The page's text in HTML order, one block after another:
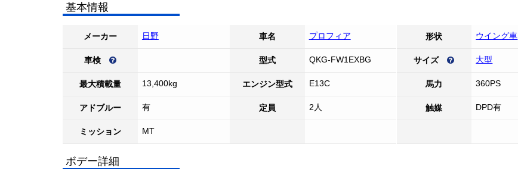
基本情報
メーカー 日野 車名 プロフィア 形状 ウイング車
車検 型式 QKG-FW1EXBG サイズ 大型
最大積載量 13,400kg エンジン型式 E13C 馬力 360PS
アドブルー 有 定員 2人 触媒 DPD有
ミッション MT
ボデー詳細